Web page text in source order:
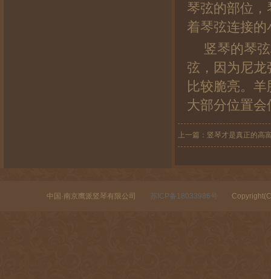
琴弦的部位
着琴弦连接
竖琴的琴
弦，因为尼
比较脆亮。
大部分位置
上一篇： 竖琴才是真正的高
中国·南京鹰派竖琴有限公司 苏ICP备18033986号